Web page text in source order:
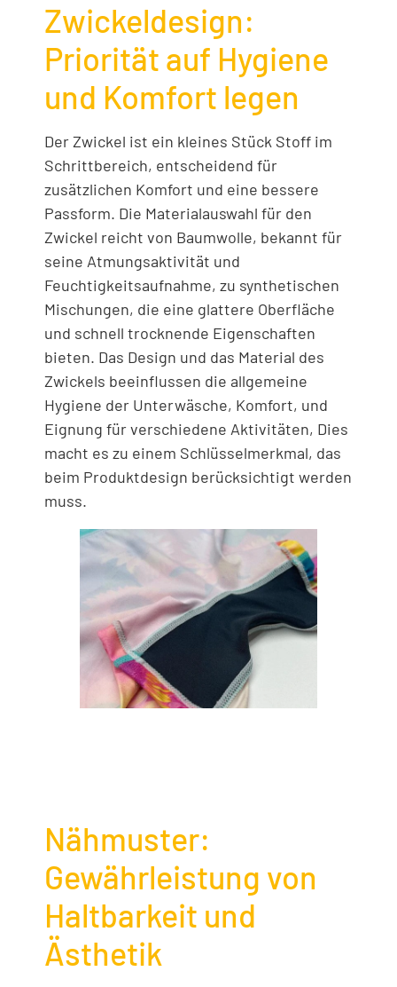
Zwickeldesign:
Priorität auf Hygiene
und Komfort legen
Der Zwickel ist ein kleines Stück Stoff im
Schrittbereich, entscheidend für
zusätzlichen Komfort und eine bessere
Passform. Die Materialauswahl für den
Zwickel reicht von Baumwolle, bekannt für
seine Atmungsaktivität und
Feuchtigkeitsaufnahme, zu synthetischen
Mischungen, die eine glattere Oberfläche
und schnell trocknende Eigenschaften
bieten. Das Design und das Material des
Zwickels beeinflussen die allgemeine
Hygiene der Unterwäsche, Komfort, und
Eignung für verschiedene Aktivitäten, Dies
macht es zu einem Schlüsselmerkmal, das
beim Produktdesign berücksichtigt werden
muss.
Nähmuster:
Gewährleistung von
Haltbarkeit und
Ästhetik